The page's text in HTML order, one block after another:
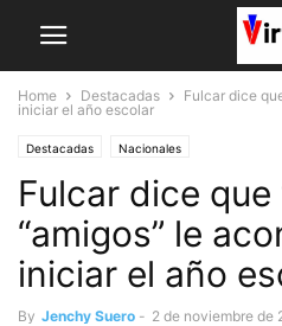
Home Destacadas
Fulcar dice
iniciar el año escolar
Destacadas Nacionales
Fulcar dice que
“amigos” le
iniciar el año
By Jenchy Suero - 2 de noviembre de